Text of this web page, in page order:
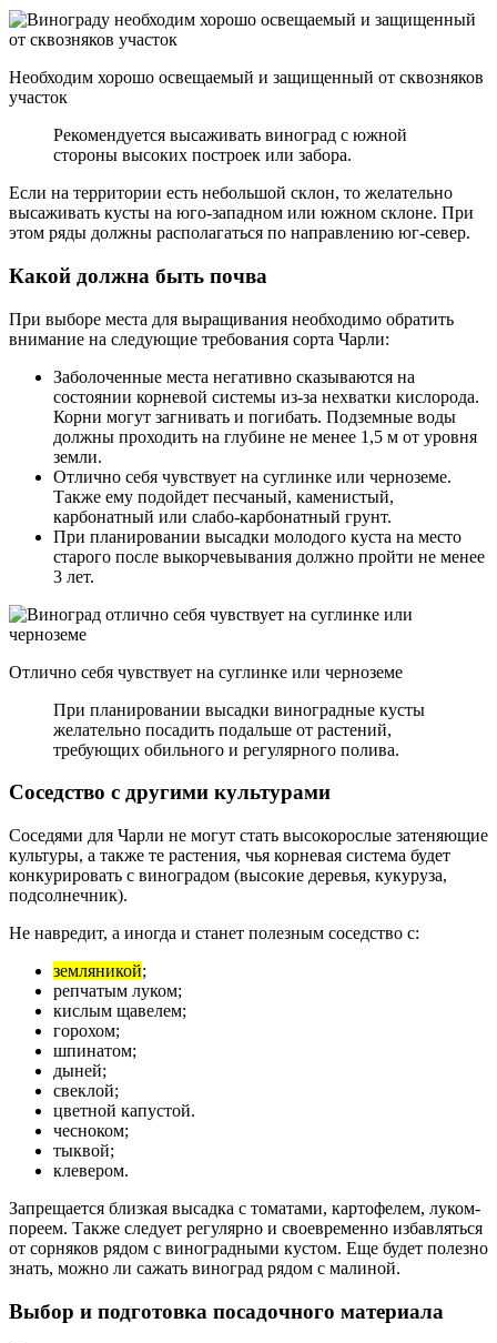
Необходим хорошо освещаемый и защищенный от сквозняков
участок
Рекомендуется высаживать виноград с южной
стороны высоких построек или забора.
Если на территории есть небольшой склон, то желательно
высаживать кусты на юго-западном или южном склоне. При
этом ряды должны располагаться по направлению юг-север.
Какой должна быть почва
При выборе места для выращивания необходимо обратить
внимание на следующие требования сорта Чарли:
Заболоченные места негативно сказываются на
состоянии корневой системы из-за нехватки кислорода.
Корни могут загнивать и погибать. Подземные воды
должны проходить на глубине не менее 1,5 м от уровня
земли.
Отлично себя чувствует на суглинке или черноземе.
Также ему подойдет песчаный, каменистый,
карбонатный или слабо-карбонатный грунт.
При планировании высадки молодого куста на место
старого после выкорчевывания должно пройти не менее
3 лет.
Отлично себя чувствует на суглинке или черноземе
При планировании высадки виноградные кусты
желательно посадить подальше от растений,
требующих обильного и регулярного полива.
Соседство с другими культурами
Соседями для Чарли не могут стать высокорослые затеняющие
культуры, а также те растения, чья корневая система будет
конкурировать с виноградом (высокие деревья, кукуруза,
подсолнечник).
Не навредит, а иногда и станет полезным соседство с:
земляникой;
репчатым луком;
кислым щавелем;
горохом;
шпинатом;
дыней;
свеклой;
цветной капустой.
чесноком;
тыквой;
клевером.
Запрещается близкая высадка с томатами, картофелем, луком-
пореем. Также следует регулярно и своевременно избавляться
от сорняков рядом с виноградными кустом. Еще будет полезно
знать, можно ли сажать виноград рядом с малиной.
Выбор и подготовка посадочного материала